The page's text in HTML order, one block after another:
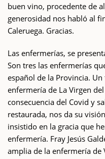
buen vino, procedente de
generosidad nos habló al
Caleruega. Gracias.
Las enfermerías, se
Son tres las enfermerías
español de la Provincia.
enfermería de La Virgen
consecuencia del Covid y
restaurada, nos da su
insistido en la gracia que
enfermería. Fray Jesús
amplia de la enfermería de